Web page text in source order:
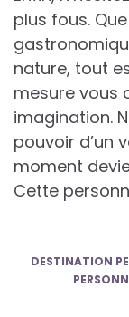
plus fous.
nature, tout
mesure vous
imagination.
pouvoir d’un
moment
Cette
DESTINATION